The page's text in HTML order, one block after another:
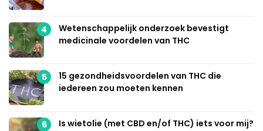
4
Wetenschappelijk onderzoek bevestigt
medicinale voordelen van THC
5
15 gezondheidsvoordelen van THC die
iedereen zou moeten kennen
6 Is wietolie (met CBD en/of THC) iets voor mij?